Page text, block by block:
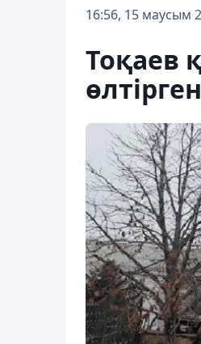
16:56, 15 маусым
Тоқаев